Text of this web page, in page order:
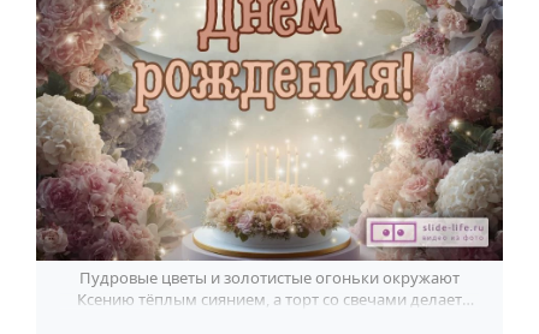
Годовщина свадьбы
Календарь праздников
КОМУ
Женщине
Мужчине
Маме
Папе
Детям
Пудровые цветы и золотистые огоньки окружают
Ксению тёплым сиянием, а торт со свечами делает